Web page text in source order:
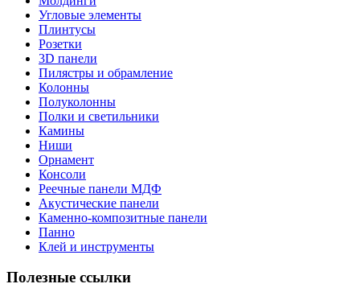
Угловые элементы
Плинтусы
Розетки
3D панели
Пилястры и обрамление
Колонны
Полуколонны
Полки и светильники
Камины
Ниши
Орнамент
Консоли
Реечные панели МДФ
Акустические панели
Каменно-композитные панели
Панно
Клей и инструменты
Полезные ссылки